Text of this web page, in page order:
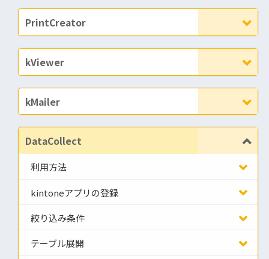
PrintCreator
kViewer
kMailer
DataCollect
利用方法
kintoneアプリの登録
絞り込み条件
テーブル展開